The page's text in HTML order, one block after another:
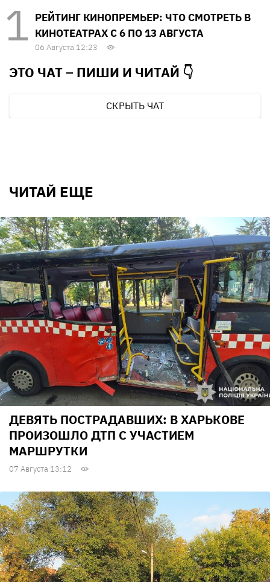
РЕЙТИНГ КИНОПРЕМЬЕР: ЧТО СМОТРЕТЬ В
КИНОТЕАТРАХ С 6 ПО 13 АВГУСТА
06 Августа 12:23
ЭТО ЧАТ – ПИШИ И ЧИТАЙ 👇
СКРЫТЬ ЧАТ
ЧИТАЙ ЕЩЕ
ДЕВЯТЬ ПОСТРАДАВШИХ: В ХАРЬКОВЕ
ПРОИЗОШЛО ДТП С УЧАСТИЕМ
МАРШРУТКИ
07 Августа 13:12